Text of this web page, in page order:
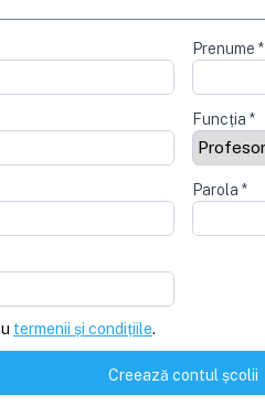
Prenume *
Funcția *
Parola *
termenii și condițiile.
Creează contul școlii